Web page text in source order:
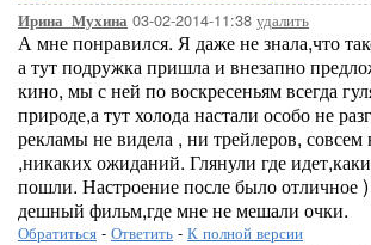
Ирина_Мухина 03-02-2014-11:38 удалить
А мне понравился. Я даже не знала,что
а тут подружка пришла и внезапно
кино, мы с ней по воскресеньям всегда
природе,а тут холода настали особо не
рекламы не видела , ни трейлеров, совсем
,никаких ожиданий. Глянули где
пошли. Настроение после было отличное
дешный фильм,где мне не мешали очки.
Обратиться - Ответить - К полной версии